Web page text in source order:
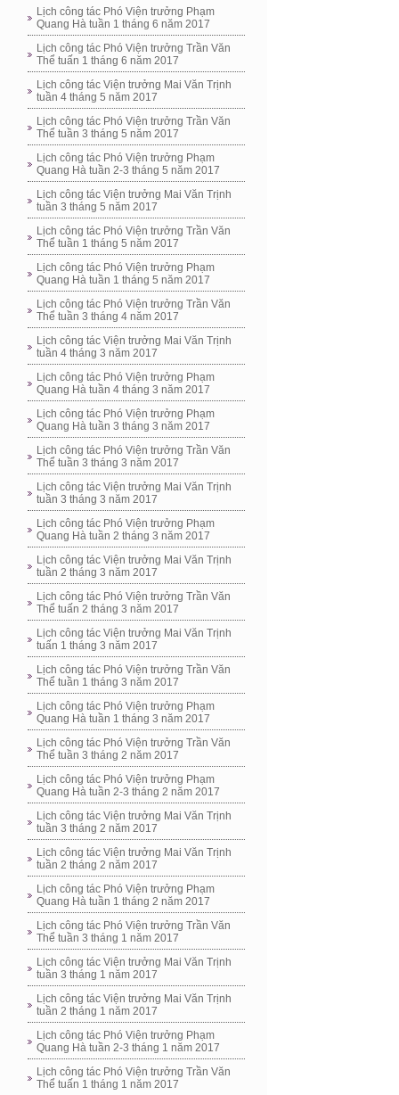
Lịch công tác Phó Viện trưởng Phạm
Quang Hà tuần 1 tháng 6 năm 2017
Lịch công tác Phó Viện trưởng Trần Văn
Thể tuấn 1 tháng 6 năm 2017
Lịch công tác Viện trưởng Mai Văn Trịnh
tuần 4 tháng 5 năm 2017
Lịch công tác Phó Viện trưởng Trần Văn
Thể tuần 3 tháng 5 năm 2017
Lịch công tác Phó Viện trưởng Phạm
Quang Hà tuần 2-3 tháng 5 năm 2017
Lịch công tác Viện trưởng Mai Văn Trịnh
tuần 3 tháng 5 năm 2017
Lịch công tác Phó Viện trưởng Trần Văn
Thể tuần 1 tháng 5 năm 2017
Lịch công tác Phó Viện trưởng Phạm
Quang Hà tuần 1 tháng 5 năm 2017
Lịch công tác Phó Viện trưởng Trần Văn
Thể tuần 3 tháng 4 năm 2017
Lịch công tác Viện trưởng Mai Văn Trịnh
tuần 4 tháng 3 năm 2017
Lịch công tác Phó Viện trưởng Phạm
Quang Hà tuần 4 tháng 3 năm 2017
Lịch công tác Phó Viện trưởng Phạm
Quang Hà tuần 3 tháng 3 năm 2017
Lịch công tác Phó Viện trưởng Trần Văn
Thể tuần 3 tháng 3 năm 2017
Lịch công tác Viện trưởng Mai Văn Trịnh
tuần 3 tháng 3 năm 2017
Lịch công tác Phó Viện trưởng Phạm
Quang Hà tuần 2 tháng 3 năm 2017
Lịch công tác Viện trưởng Mai Văn Trịnh
tuần 2 tháng 3 năm 2017
Lịch công tác Phó Viện trưởng Trần Văn
Thể tuấn 2 tháng 3 năm 2017
Lịch công tác Viện trưởng Mai Văn Trịnh
tuấn 1 tháng 3 năm 2017
Lịch công tác Phó Viện trưởng Trần Văn
Thể tuần 1 tháng 3 năm 2017
Lịch công tác Phó Viện trưởng Phạm
Quang Hà tuần 1 tháng 3 năm 2017
Lịch công tác Phó Viện trưởng Trần Văn
Thể tuần 3 tháng 2 năm 2017
Lịch công tác Phó Viện trưởng Phạm
Quang Hà tuần 2-3 tháng 2 năm 2017
Lịch công tác Viện trưởng Mai Văn Trịnh
tuần 3 tháng 2 năm 2017
Lịch công tác Viện trưởng Mai Văn Trịnh
tuần 2 tháng 2 năm 2017
Lịch công tác Phó Viện trưởng Phạm
Quang Hà tuần 1 tháng 2 năm 2017
Lịch công tác Phó Viện trưởng Trần Văn
Thể tuần 3 tháng 1 năm 2017
Lịch công tác Viện trưởng Mai Văn Trịnh
tuần 3 tháng 1 năm 2017
Lịch công tác Viện trưởng Mai Văn Trịnh
tuần 2 tháng 1 năm 2017
Lịch công tác Phó Viện trưởng Phạm
Quang Hà tuần 2-3 tháng 1 năm 2017
Lịch công tác Phó Viện trưởng Trần Văn
Thể tuấn 1 tháng 1 năm 2017